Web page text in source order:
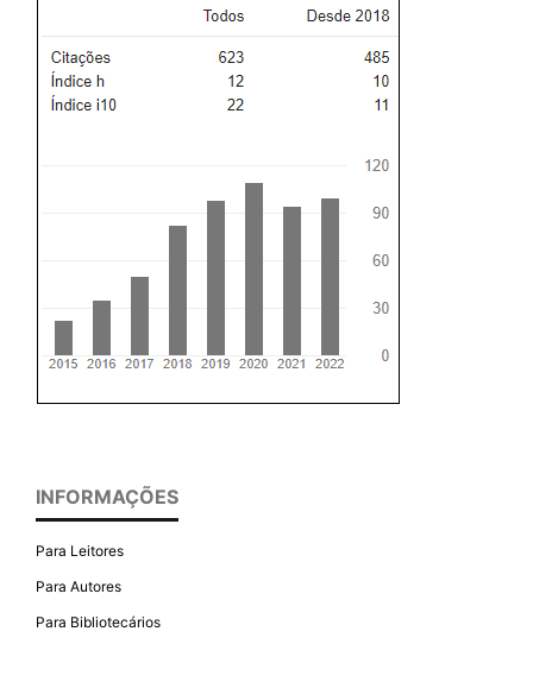
INFORMAÇÕES
Para Leitores
Para Autores
Para Bibliotecários